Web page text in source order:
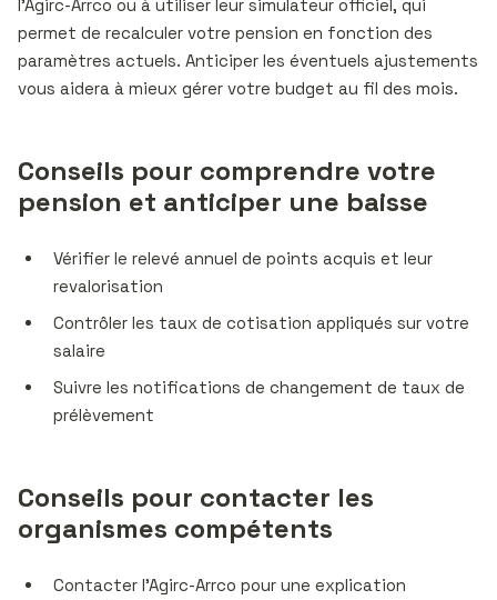
l’Agirc-Arrco ou à utiliser leur simulateur officiel, qui
permet de recalculer votre pension en fonction des
paramètres actuels. Anticiper les éventuels ajustements
vous aidera à mieux gérer votre budget au fil des mois.
Conseils pour comprendre votre
pension et anticiper une baisse
Vérifier le relevé annuel de points acquis et leur
revalorisation
Contrôler les taux de cotisation appliqués sur votre
salaire
Suivre les notifications de changement de taux de
prélèvement
Conseils pour contacter les
organismes compétents
Contacter l’Agirc-Arrco pour une explication